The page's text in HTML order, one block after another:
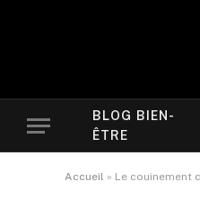
BLOG BIEN-
ÊTRE
Accueil » Le couinement